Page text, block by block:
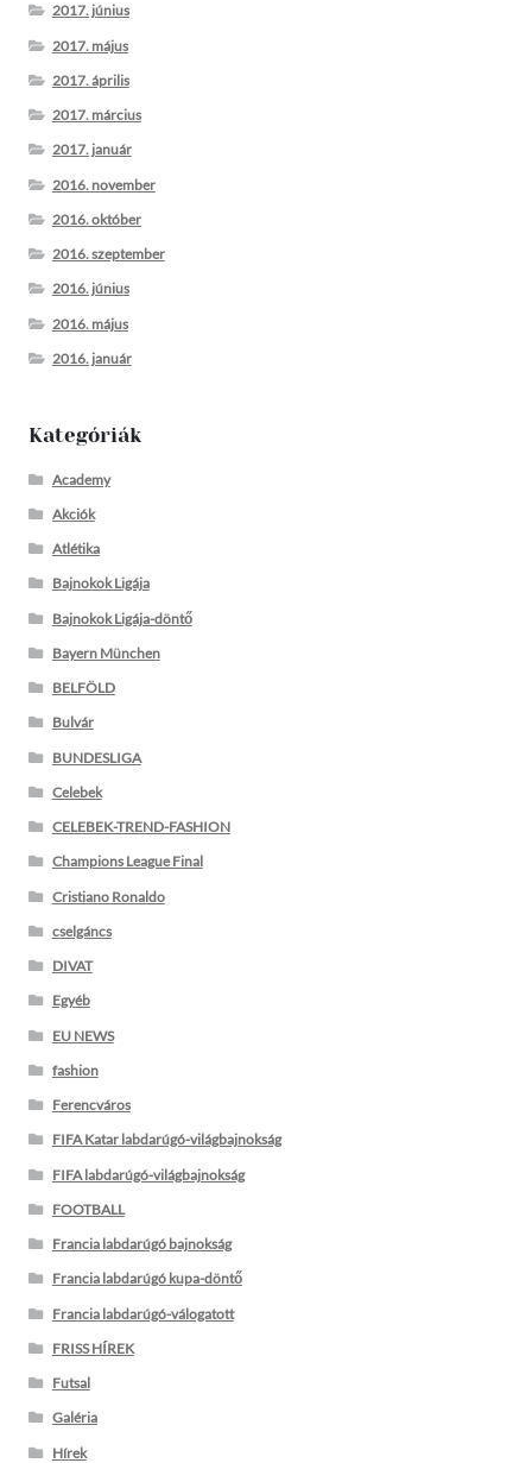
2017. június
2017. május
2017. április
2017. március
2017. január
2016. november
2016. október
2016. szeptember
2016. június
2016. május
2016. január
Kategóriák
Academy
Akciók
Atlétika
Bajnokok Ligája
Bajnokok Ligája-döntő
Bayern München
BELFÖLD
Bulvár
BUNDESLIGA
Celebek
CELEBEK-TREND-FASHION
Champions League Final
Cristiano Ronaldo
cselgáncs
DIVAT
Egyéb
EU NEWS
fashion
Ferencváros
FIFA Katar labdarúgó-világbajnokság
FIFA labdarúgó-világbajnokság
FOOTBALL
Francia labdarúgó bajnokság
Francia labdarúgó kupa-döntő
Francia labdarúgó-válogatott
FRISS HÍREK
Futsal
Galéria
Hírek